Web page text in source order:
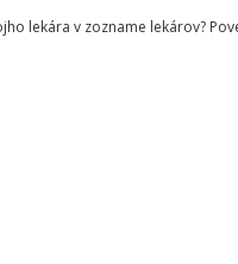
lekára v zozname lekárov?